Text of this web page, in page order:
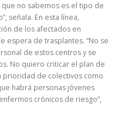
no sabemos es el tipo de
señala. En esta línea,
de los afectados en
espera de trasplantes. “No se
de estos centros y se
No quiero criticar el plan de
prioridad de colectivos como
habrá personas jóvenes
crónicos de riesgo”,